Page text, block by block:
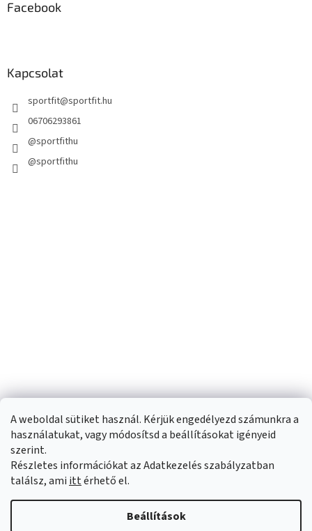
A weboldal sütiket használ. Kérjük engedélyezd számunkra a
használatukat, vagy módosítsd a beállításokat igényeid
szerint.
Részletes információkat az Adatkezelés szabályzatban
találsz, ami ittérhető el.
Beállítások
Facebook
Kapcsolat
sportfit@sportfit.hu
06706293861
@sportfithu
@sportfithu
Shoptet készítette
Sportfit.hu. Minden jog fenntartva.